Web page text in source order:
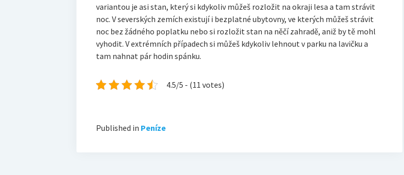
variantou je asi stan, který si kdykoliv můžeš rozložit na okraji lesa a tam strávit
noc. V severských zemích existují i bezplatné ubytovny, ve kterých můžeš strávit
noc bez žádného poplatku nebo si rozložit stan na něčí zahradě, aniž by tě mohl
vyhodit. V extrémních případech si můžeš kdykoliv lehnout v parku na lavičku a
tam nahnat pár hodin spánku.
4.5/5 - (11 votes)
Published in Peníze